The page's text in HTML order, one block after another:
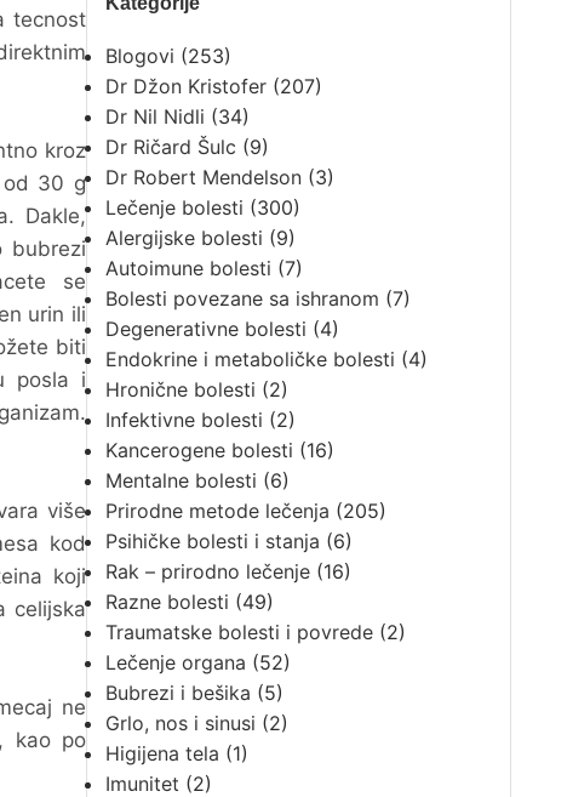
Blogovi (253)
Dr Džon Kristofer(207)
Dr Nil Nidli (34)
Dr Ričard Šulc (9)
Dr Robert Mendelson(3)
Lečenje bolesti (300)
Alergijske bolesti (9)
Autoimune bolesti (7)
Bolesti povezane sa ishranom (7)
Degenerativne bolesti (4)
Endokrine i metaboličke bolesti (4)
Hronične bolesti (2)
Infektivne bolesti (2)
Kancerogene bolesti (16)
Mentalne bolesti (6)
Prirodne metode lečenja (205)
Psihičke bolesti i stanja (6)
Rak – prirodno lečenje(16)
Razne bolesti (49)
Traumatske bolesti i povrede(2)
Lečenje organa (52)
Bubrezi i bešika (5)
Grlo, nos i sinusi (2)
Higijena tela (1)
Imunitet (2)
tecnost
kroz
od 30 g
Dakle,
bubrezi
se
urin ili
biti
posla i
više
kod
koji
celijska
ne
kao po